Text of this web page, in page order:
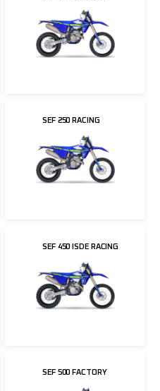
SEF 250 RACING
SEF 450 ISDE RACING
SEF 500 FACTORY